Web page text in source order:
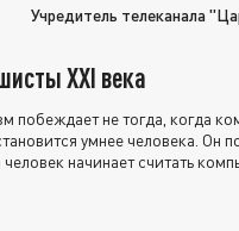
Учредитель телеканала
XXI века
побеждает не тогда, когда
умнее человека. Он
человек начинает считать